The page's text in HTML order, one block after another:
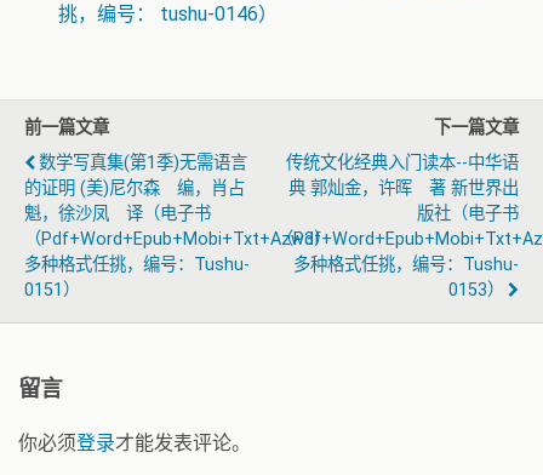
挑，编号： tushu-0146）
前一篇文章
数学写真集(第1季)无需语言
的证明 (美)尼尔森 编，肖占
魁，徐沙凤 译（电子书
（pdf+word+epub+mobi+txt+azw3）
多种格式任挑，编号：tushu-
0151）
下一篇文章
传统文化经典入门读本--中华语
典 郭灿金，许晖 著 新世界出
版社（电子书
（
多种格式任挑，编号：tushu-
0153）
留言
你必须登录才能发表评论。